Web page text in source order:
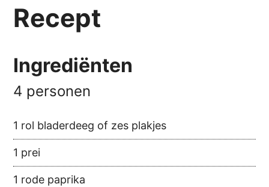
Recept
Ingrediënten
4 personen
1 rol bladerdeeg of zes plakjes
1 prei
1 rode paprika